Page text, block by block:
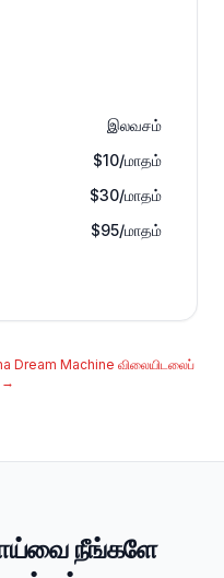
இலவசம்
$10/மாதம்
$30/மாதம்
$95/மாதம்
Dream Machine விலையிடலைப்
→
நீங்களே